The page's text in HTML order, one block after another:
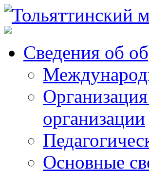
Сведения об
организации
Основные